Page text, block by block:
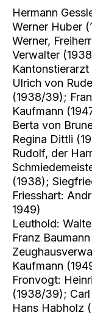
Hermann
Werner Huber
Werner,
Verwalter
Ulrich von
(1938/39);
Kaufmann
Berta von
Regina Dittli
Rudolf, der
(1938);
Friesshart:
1949)
Leuthold:
Franz
Kaufmann
Fronvogt:
(1938/39);
Hans Habholz